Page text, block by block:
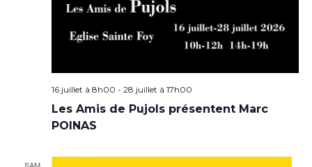
16 juillet à 8h00 - 28 juillet à 17h00
Les Amis de Pujols présentent Marc
POINAS
SAM